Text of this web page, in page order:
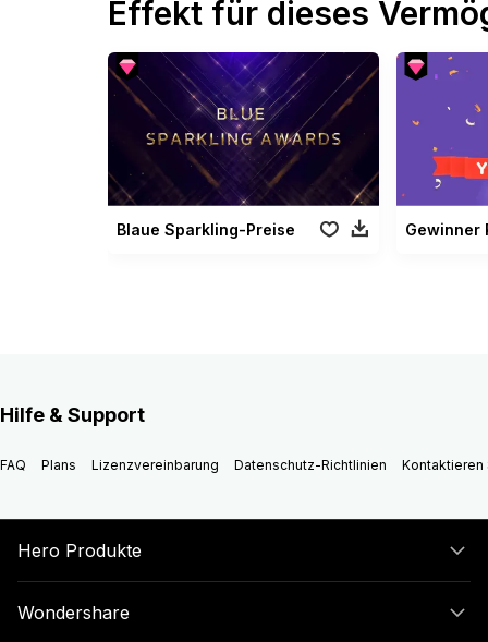
Effekt für dieses
Blaue Sparkling-Preise Gewinner
Hilfe & Support
FAQ Plans Lizenzvereinbarung Datenschutz-Richtlinien Kontaktieren
Hero Produkte
Wondershare